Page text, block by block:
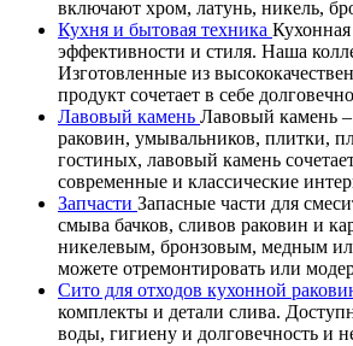
включают хром, латунь, никель,
Кухня и бытовая техника
эффективности и стиля. Наша
Изготовленные из
продукт сочетает в себе
Лавовый камень Лавовый камень
раковин, умывальников, плитки,
гостиных, лавовый камень
современные и классические
Запчасти Запасные части для
смыва бачков, сливов раковин и
никелевым, бронзовым, медным
можете отремонтировать или
Сито для отходов кухонной
комплекты и детали слива.
воды, гигиену и долговечность и